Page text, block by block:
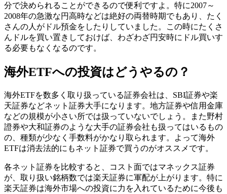
分で決められることができるので便利ですよ。特に2007～
2008年の急激な円高時などは絶好の両替時期でもあり、たく
さんの人がドル預金をしたりしていました。この時にたくさ
んドルを買い置きしておけば、わざわざ円安時にドル買いす
る必要もなくなるのです。
海外ETFへの投資はどうやるの？
海外ETFを数多く取り扱っている証券会社は、SBI証券や楽
天証券などネット証券大手になります。地方証券や信用金庫
などの規模が小さい所では扱っていないでしょう。また野村
證券や大和証券のような大手の証券会社も扱ってはいるもの
の、種類が少なく手数料がかなり取られます。よって海外
ETFは消去法的にもネット証券で買うのがオススメです。
各ネット証券を比較すると、コスト面ではマネックス証券
が、取り扱い銘柄数では楽天証券に軍配が上がります。特に
楽天証券は海外市場への投資に力を入れているために今後も